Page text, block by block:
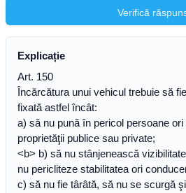
Verifică
Explicație
Art. 150
Încărcătura unui vehicul trebuie să
fixată astfel încât:
a) să nu pună în pericol persoane
proprietăţii publice sau private;
<b> b) să nu stânjenească
nu pericliteze stabilitatea ori
c) să nu fie târâtă, să nu se scurgă